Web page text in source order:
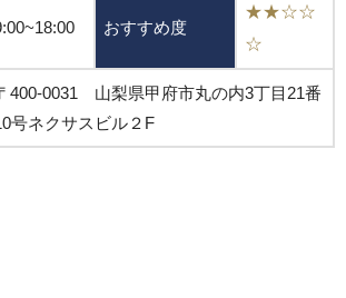
おすすめ度
★★☆☆
☆
400-0031 山梨県甲府市丸の内3丁目21番
号ネクサスビル２F